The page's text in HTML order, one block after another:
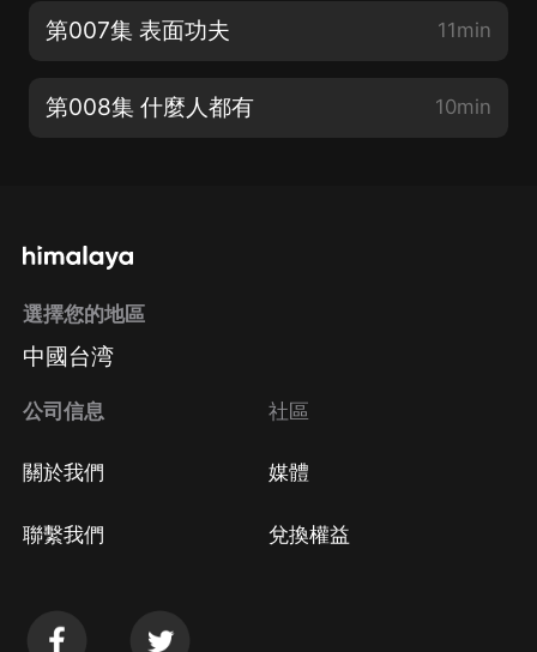
第007集 表面功夫 11min
第008集 什麼人都有 10min
選擇您的地區
中國台湾
公司信息
關於我們
聯繫我們
社區
媒體
兌換權益